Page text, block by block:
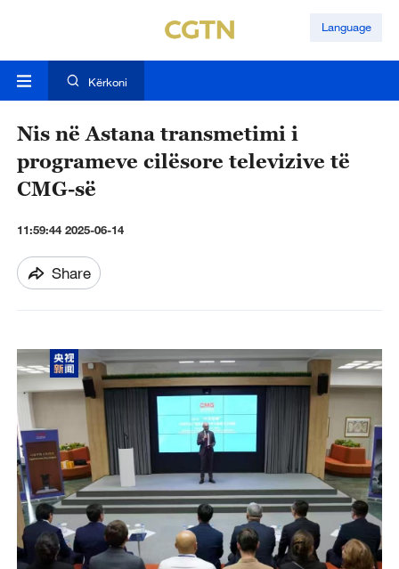
Language
Kërkoni
Nis në Astana transmetimi i
programeve cilësore televizive të
CMG-së
11:59:44 2025-06-14
Share